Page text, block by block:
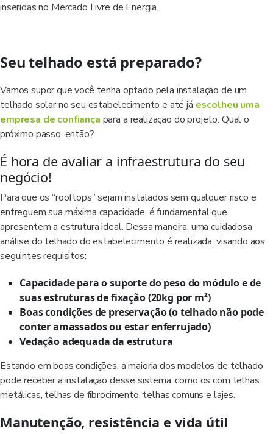
inseridas no Mercado Livre de Energia.
Seu telhado está preparado?
Vamos supor que você tenha optado pela instalação de um
telhado solar no seu estabelecimento e até já escolheu uma
empresa de confiança para a realização do projeto. Qual o
próximo passo, então?
É hora de avaliar a infraestrutura do seu
negócio!
Para que os “rooftops” sejam instalados sem qualquer risco e
entreguem sua máxima capacidade, é fundamental que
apresentem a estrutura ideal. Dessa maneira, uma cuidadosa
análise do telhado do estabelecimento é realizada, visando aos
seguintes requisitos:
Capacidade para o suporte do peso do módulo e de
suas estruturas de fixação (20kg por m²)
Boas condições de preservação (o telhado não pode
conter amassados ou estar enferrujado)
Vedação adequada da estrutura
Estando em boas condições, a maioria dos modelos de telhado
pode receber a instalação desse sistema, como os com telhas
metálicas, telhas de fibrocimento, telhas comuns e lajes.
Manutenção, resistência e vida útil